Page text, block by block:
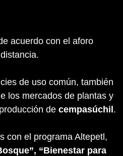
acuerdo con el aforo
de uso común, también
los mercados de plantas y
de cempasúchil.
con el programa Altepetl,
“Bienestar para